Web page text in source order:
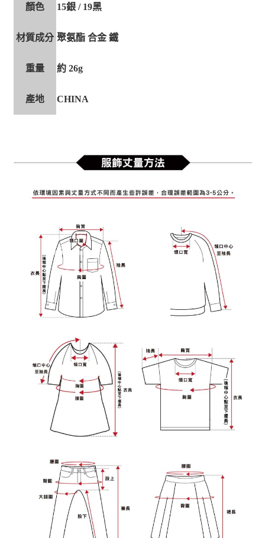
顏色 15銀 / 19黑
材質成分 聚氨酯 合金 鐵
重量 約 26g
產地 CHINA